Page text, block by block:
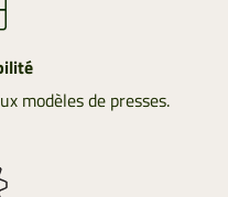
modèles de presses.